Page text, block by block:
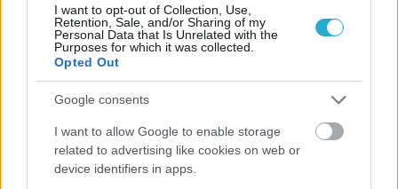
I want to opt-out of Collection, Use,
Retention, Sale, and/or Sharing of my
Personal Data that Is Unrelated with the
Purposes for which it was collected.
Opted Out
Google consents
I want to allow Google to enable storage
related to advertising like cookies on web or
device identifiers in apps.
ΡΟΗ ΕΙΔΗΣΕΩΝ
Φοίνικας Σύρου: Ο Δεναξάς άμεσος συνεργάτης του
Χατζηαντωνίου